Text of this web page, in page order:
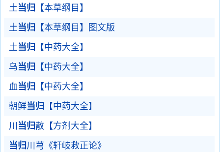
土当归
【本草纲目】
土当归
【本草纲目】图文版
土当归
【中药大全】
乌当归
【中药大全】
血当归
【中药大全】
朝鲜当归
【中药大全】
川 当归散【方剂大全】
当归 川芎《轩岐救正论》